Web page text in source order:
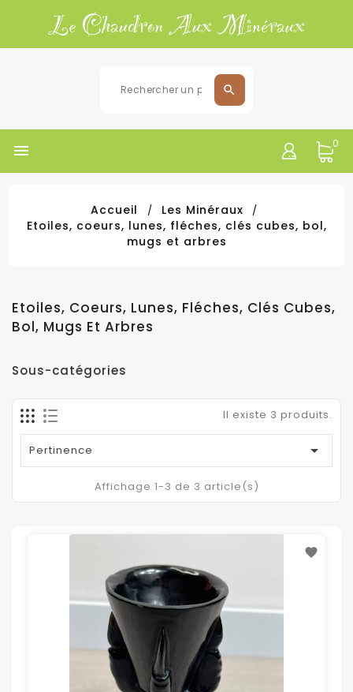
 0
Accueil
Les Minéraux
Etoiles, coeurs, lunes, fléches, clés cubes, bol,
mugs et arbres
Etoiles, Coeurs, Lunes, Fléches, Clés Cubes,
Bol, Mugs Et Arbres
Sous-catégories
Il existe 3 produits.
Pertinence 
Affichage 1-3 de 3 article(s)